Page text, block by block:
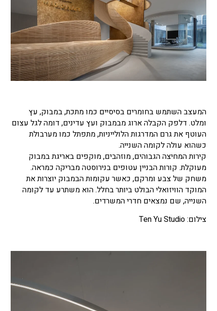
המעצב השתמש בחומרים בסיסיים כמו מתכת, במבוק, עץ
ומלט. דלפק הקבלה ארוג מבמבוק ועץ עדינים, דומה לגל עצום
העוטף את גרם המדרגות הלולייניות, מתפתל כמו מערבולת
כשהוא עולה לקומה השנייה.
קירות המחיצה הגבוהים, מוזהבים, מוקפים באריגת במבוק
מעוקלת. קורות הבניין עטופים בנירוסטה מבריקה כמראה.
משחק של צבע ומרקם, כאשר עקומות הבמבוק יוצרות את
המוקד הוויזואלי הבולט ביותר בחלל. הוא משתרע עד לקומה
השנייה, שם נמצאים חדרי המשרדים.
צילום: Ten Yu Studio